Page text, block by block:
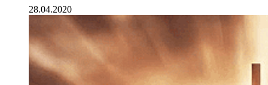
28.04.2020